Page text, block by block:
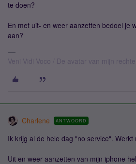
te doen?
En met uit- en weer aanzetten bedoel je
aan?
Veni Vidi Voco / De avatar van mijn
Charlene ANTWOORD
Ik krijg al de hele dag "no service".
Uit en weer aanzetten van mijn iphone